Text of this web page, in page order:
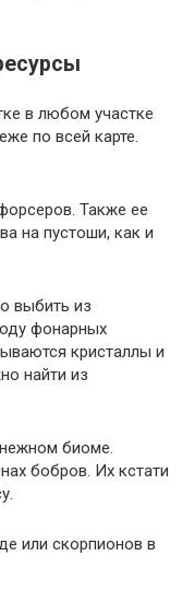
в любом участке
по всей карте.
Также ее
на пустоши, как и
выбить из
фонарных
кристаллы и
найти из
биоме.
бобров. Их кстати
или скорпионов в